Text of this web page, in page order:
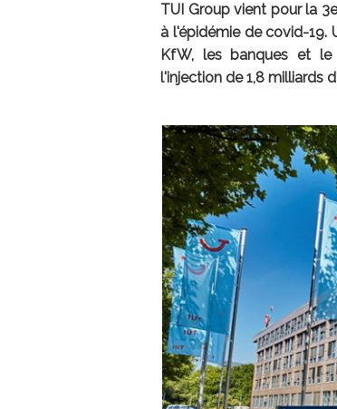
TUI Group vient pour la
à l'épidémie de covid-19.
KfW, les banques et le
l'injection de 1,8 milliards